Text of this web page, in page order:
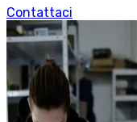
Contattaci